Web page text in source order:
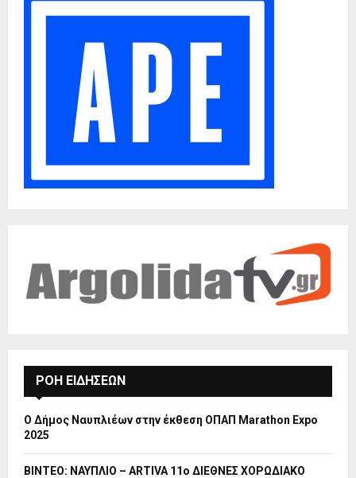
ΡΟΗ ΕΙΔΗΣΕΩΝ
Ο Δήμος Ναυπλιέων στην έκθεση ΟΠΑΠ Marathon Expo
2025
ΒΙΝΤΕΟ: ΝΑΥΠΛΙΟ – ARTIVA 11ο ΔΙΕΘΝΕΣ ΧΟΡΩΔΙΑΚΟ